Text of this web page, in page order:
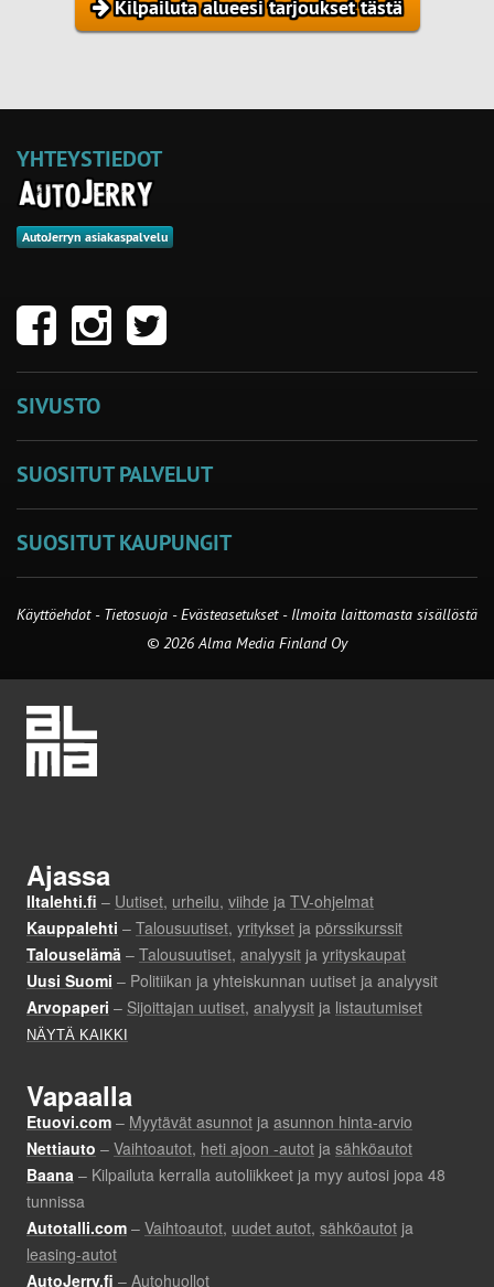
Kilpailuta alueesi tarjoukset tästä
YHTEYSTIEDOT
AutoJerryn asiakaspalvelu
SIVUSTO
SUOSITUT PALVELUT
SUOSITUT KAUPUNGIT
Käyttöehdot - Tietosuoja -Evästeasetukset- Ilmoita laittomasta sisällöstä
© 2026 Alma Media Finland Oy